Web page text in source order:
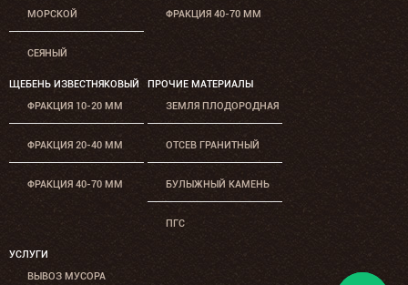
МОРСКОЙ
СЕЯНЫЙ
ФРАКЦИЯ 40-70 ММ
ЩЕБЕНЬ ИЗВЕСТНЯКОВЫЙ
ФРАКЦИЯ 10-20 ММ
ФРАКЦИЯ 20-40 ММ
ФРАКЦИЯ 40-70 ММ
ПРОЧИЕ МАТЕРИАЛЫ
ЗЕМЛЯ ПЛОДОРОДНАЯ
ОТСЕВ ГРАНИТНЫЙ
БУЛЫЖНЫЙ КАМЕНЬ
ПГС
УСЛУГИ
ВЫВОЗ МУСОРА